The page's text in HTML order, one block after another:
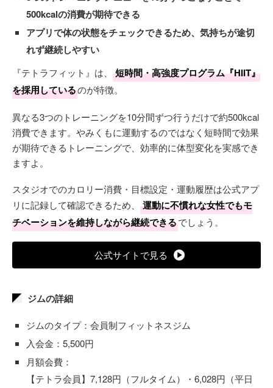
500kcalの消費が期待できる
アプリで体の状態をチェックできるため、気持ちが途切
れず継続しやすい
『テトラフィット』は、
短時間・高強度プログラム『HIIT』
を採用しているのが特徴。
異なる3つのトレーニングを10分間ずつ行うだけで約500kcal
消費できます。やみくもに運動するのではなく短時間で効果
が期待できるトレーニングで、効率的に体型変化を実感でき
ますよ。
スタジオでのカロリー消費・目標設定・運動履歴は公式アプ
リに記録して確認できるため、
運動に不慣れな女性でもモ
チベーションを維持しながら継続できるでしょう。
公式サイトで見る
ジムの詳細
ジムのタイプ：会員制フィットネスジム
入会金：5,500円
月額会費：
【テトラ会員】7,128円（フルタイム）・6,028円（平日